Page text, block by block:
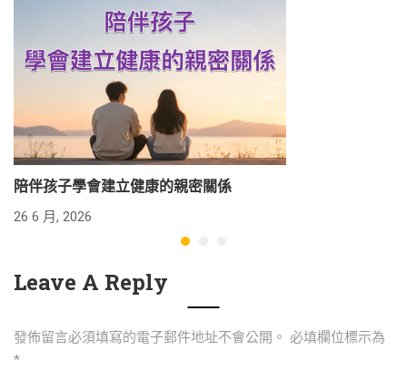
陪伴孩子學會建立健康的親密關係
26 6 月, 2026
Leave A Reply
發佈留言必須填寫的電子郵件地址不會公開。 必填欄位標示為
*